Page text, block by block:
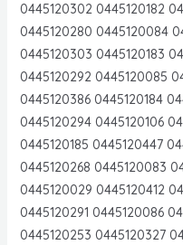
0445120302 0445120182
0445120280 0445120084
0445120303 0445120183
0445120292 0445120085
0445120386 0445120184
0445120294 0445120106
0445120185 0445120447
0445120268 0445120083
0445120029 0445120412
0445120291 0445120086
0445120253 0445120327